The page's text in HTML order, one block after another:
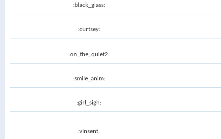
:black_glass:
:curtsey:
:on_the_quiet2:
:smile_anim:
:girl_sigh:
:vinsent: